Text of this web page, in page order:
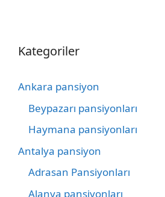
Kategoriler
Ankara pansiyon
Beypazarı pansiyonları
Haymana pansiyonları
Antalya pansiyon
Adrasan Pansiyonları
Alanya pansiyonları